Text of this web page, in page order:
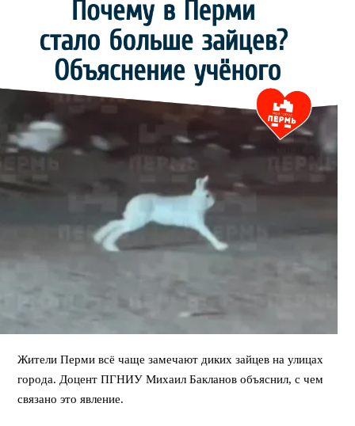
Жители Перми всё чаще замечают диких зайцев на улицах
города. Доцент ПГНИУ Михаил Бакланов объяснил, с чем
связано это явление.